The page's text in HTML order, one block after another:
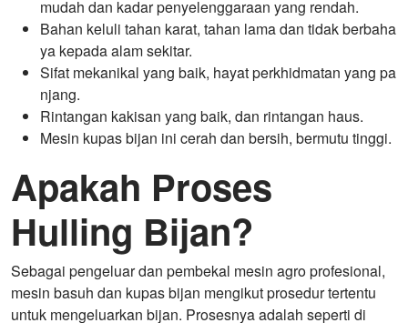
mudah dan kadar penyelenggaraan yang rendah.
Bahan keluli tahan karat, tahan lama dan tidak berbaha
ya kepada alam sekitar.
Sifat mekanikal yang baik, hayat perkhidmatan yang pa
njang.
Rintangan kakisan yang baik, dan rintangan haus.
Mesin kupas bijan ini cerah dan bersih, bermutu tinggi.
Apakah Proses
Hulling Bijan?
Sebagai pengeluar dan pembekal mesin agro profesional,
mesin basuh dan kupas bijan mengikut prosedur tertentu
untuk mengeluarkan bijan. Prosesnya adalah seperti di